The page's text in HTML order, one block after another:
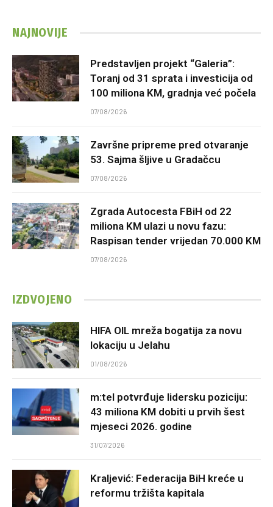
NAJNOVIJE
Predstavljen projekt “Galeria”:
Toranj od 31 sprata i investicija od
100 miliona KM, gradnja već počela
07/08/2026
Završne pripreme pred otvaranje
53. Sajma šljive u Gradačcu
07/08/2026
Zgrada Autocesta FBiH od 22
miliona KM ulazi u novu fazu:
Raspisan tender vrijedan 70.000 KM
07/08/2026
IZDVOJENO
HIFA OIL mreža bogatija za novu
lokaciju u Jelahu
01/08/2026
m:tel potvrđuje lidersku poziciju:
43 miliona KM dobiti u prvih šest
mjeseci 2026. godine
31/07/2026
Kraljević: Federacija BiH kreće u
reformu tržišta kapitala